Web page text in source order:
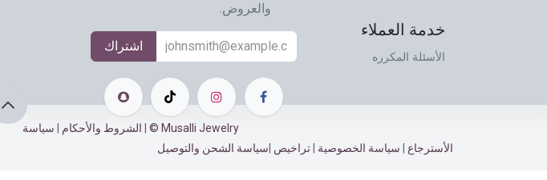
خدمة العملاء
الأسئلة المكرره
والعروض.
اشتراك
الشروط والأحكام
سياسة
الأسترجاع​​
سياسة الخصوصية تراخيص سياسة الشحن والتوصيل